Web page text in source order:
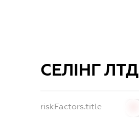
СЕЛІНГ ЛТД
riskFactors.title